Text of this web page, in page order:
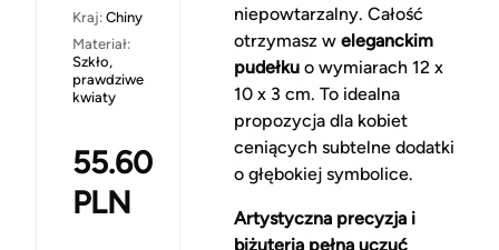
Kraj: Chiny
Materiał:
Szkło,
prawdziwe
kwiaty
55.60
PLN
niepowtarzalny. Całość
otrzymasz w eleganckim
pudełkuo wymiarach 12 x
10 x 3 cm. To idealna
propozycja dla kobiet
ceniących subtelne dodatki
o głębokiej symbolice.
Artystyczna precyzja i
biżuteria pełna uczuć